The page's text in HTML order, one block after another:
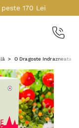
170 Lei
O Dragoste Indrazneata